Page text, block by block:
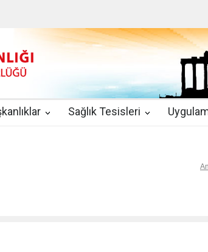
2019 YILI TEMMUZ AYI DİYALİZ
Teletıp ve Teleradyoloji
Uzman Hekimlerin Pratisyen
Sağlık Tesisleri